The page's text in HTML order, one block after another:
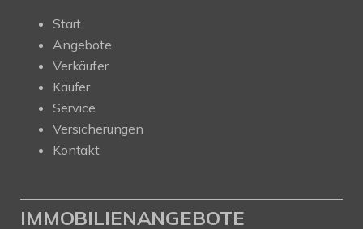
Start
Angebote
Verkäufer
Käufer
Service
Versicherungen
Kontakt
IMMOBILIENANGEBOTE